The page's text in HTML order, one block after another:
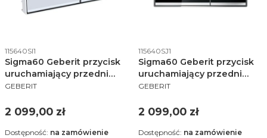
Kod produktu
115640SI1
Sigma60 Geberit przycisk
uruchamiający przedni
szkło białe - 115.640.SI.1
PRODUCENT
GEBERIT
Cena
2 099,00 zł
Dostępność: na zamówienie
Kod produktu
115640SJ1
Sigma60 Geberit przycisk
uruchamiający przedni
szkło czarne - 115.640.SJ.1
PRODUCENT
GEBERIT
Cena
2 099,00 zł
Dostępność: na zamówienie